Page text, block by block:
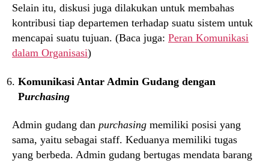
Selain itu, diskusi juga dilakukan untuk membahas
kontribusi tiap departemen terhadap suatu sistem untuk
mencapai suatu tujuan. (Baca juga: Peran Komunikasi
dalam Organisasi)
Komunikasi Antar Admin Gudang dengan
Purchasing
Admin gudang dan purchasing memiliki posisi yang
sama, yaitu sebagai staff. Keduanya memiliki tugas
yang berbeda. Admin gudang bertugas mendata barang